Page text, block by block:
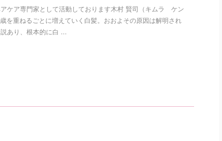
ケア専門家として活動しております木村 賢司（キムラ ケン
を重ねるごとに増えていく白髪。おおよその原因は解明され
あり、根本的に白 ...